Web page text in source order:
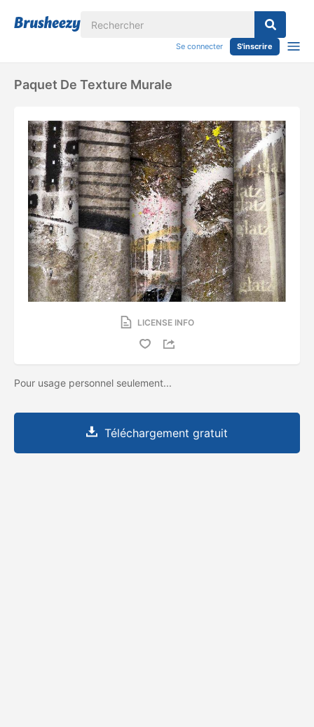
Se connecter S'inscrire
Paquet De Texture Murale
LICENSE INFO
Pour usage personnel seulement...
Téléchargement gratuit